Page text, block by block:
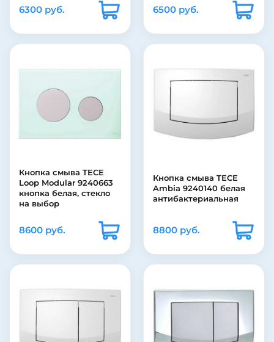
6300 руб. 6500 руб.
Кнопка смыва TECE
Loop Modular 9240663
кнопка белая, стекло
на выбор
8600 руб.
Кнопка смыва TECE
Ambia 9240140 белая
антибактериальная
8800 руб.